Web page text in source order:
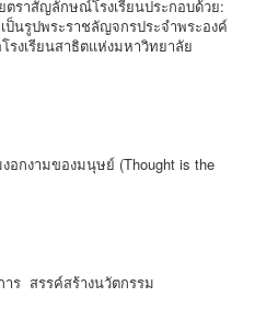
ราสัญลักษณ์โรงเรียนประกอบด้วย:
นรูปพระราชลัญจกรประจำพระองค์
งเรียนสาธิตแห่งมหาวิทยาลัย
กงามของมนุษย์ (Thought is the
สรรค์สร้างนวัตกรรม